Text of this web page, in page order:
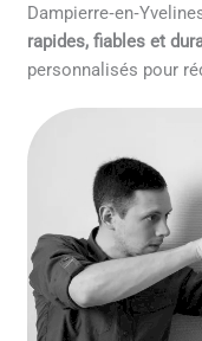
rapides, fiables et
personnalisés pour